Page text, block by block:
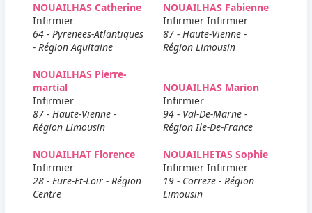
NOUAILHAS Catherine
Infirmier
64 - Pyrenees-Atlantiques
- Région Aquitaine
NOUAILHAS Fabienne
Infirmier Infirmier
87 - Haute-Vienne -
Région Limousin
NOUAILHAS Pierre-
martial
Infirmier
87 - Haute-Vienne -
Région Limousin
NOUAILHAS Marion
Infirmier
94 - Val-De-Marne -
Région Ile-De-France
NOUAILHAT Florence
Infirmier
28 - Eure-Et-Loir - Région
Centre
NOUAILHETAS Sophie
Infirmier Infirmier
19 - Correze - Région
Limousin